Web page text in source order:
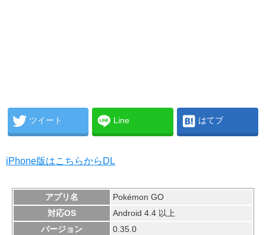
ツイート Line はてブ
iPhone版はこちらからDL
アプリ名
Pokémon GO
対応OS
Android 4.4 以上
バージョン
0.35.0